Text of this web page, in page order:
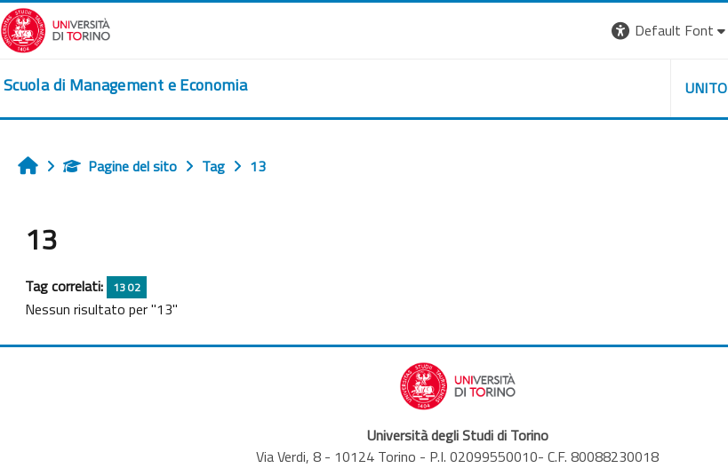
Vai al contenuto principale
Default Font
Scuola di Management e Economia UNITO
HomePagine del sito Tag 13
13
Tag correlati: 13 02
Nessun risultato per "13"
Università degli Studi di Torino
Via Verdi, 8 - 10124 Torino - P.I. 02099550010- C.F. 80088230018